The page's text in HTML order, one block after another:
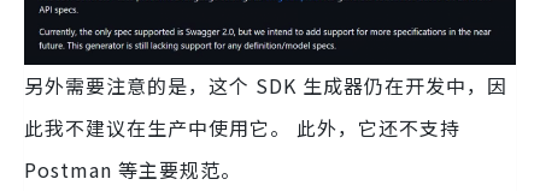
另外需要注意的是，这个 SDK 生成器仍在开发中，因
此我不建议在生产中使用它。 此外，它还不支持
Postman 等主要规范。